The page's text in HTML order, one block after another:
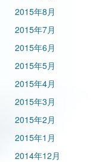
2015年8月
2015年7月
2015年6月
2015年5月
2015年4月
2015年3月
2015年2月
2015年1月
2014年12月